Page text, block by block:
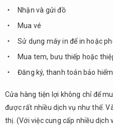
3.3.
Family
Lợi
ích
cửa
hàng
Nhận và gửi đồ
Mua vé
Sử dụng máy in để in hoặc
Mua tem, bưu thiếp hoặc
Đăng ký, thanh toán bảo
Cửa hàng tiện lợi không chỉ để
được rất nhiều dịch vụ như thế.
thị. (Với việc cung cấp nhiều dịch